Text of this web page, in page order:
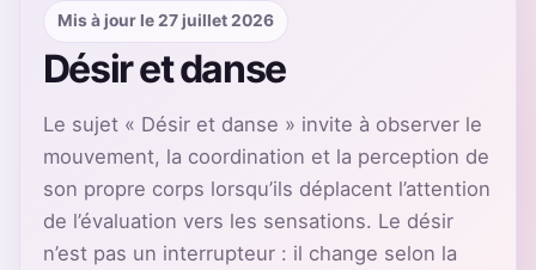
Mis à jour le 27 juillet 2026
Désir et danse
Le sujet « Désir et danse » invite à observer le
mouvement, la coordination et la perception de
son propre corps lorsqu’ils déplacent l’attention
de l’évaluation vers les sensations. Le désir
n’est pas un interrupteur : il change selon la